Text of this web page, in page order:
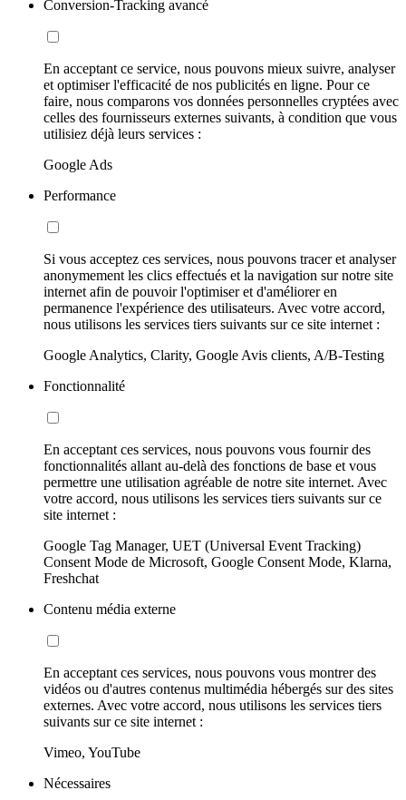
Conversion-Tracking avancé
En acceptant ce service, nous pouvons mieux suivre, analyser
et optimiser l'efficacité de nos publicités en ligne. Pour ce
faire, nous comparons vos données personnelles cryptées avec
celles des fournisseurs externes suivants, à condition que vous
utilisiez déjà leurs services :
Google Ads
Performance
Si vous acceptez ces services, nous pouvons tracer et analyser
anonymement les clics effectués et la navigation sur notre site
internet afin de pouvoir l'optimiser et d'améliorer en
permanence l'expérience des utilisateurs. Avec votre accord,
nous utilisons les services tiers suivants sur ce site internet :
Google Analytics, Clarity, Google Avis clients, A/B-Testing
Fonctionnalité
En acceptant ces services, nous pouvons vous fournir des
fonctionnalités allant au-delà des fonctions de base et vous
permettre une utilisation agréable de notre site internet. Avec
votre accord, nous utilisons les services tiers suivants sur ce
site internet :
Google Tag Manager, UET (Universal Event Tracking)
Consent Mode de Microsoft, Google Consent Mode, Klarna,
Freshchat
Contenu média externe
En acceptant ces services, nous pouvons vous montrer des
vidéos ou d'autres contenus multimédia hébergés sur des sites
externes. Avec votre accord, nous utilisons les services tiers
suivants sur ce site internet :
Vimeo, YouTube
Nécessaires